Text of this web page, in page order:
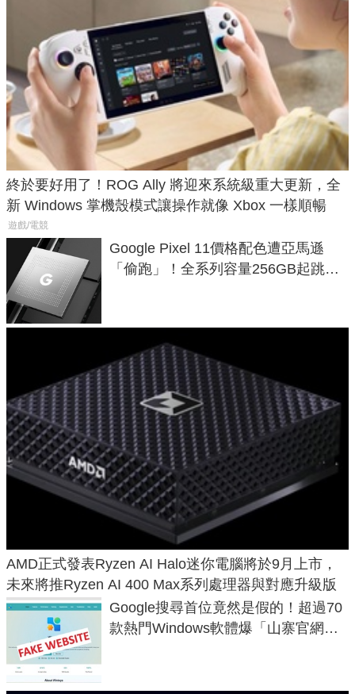
終於要好用了！ROG Ally 將迎來系統級重大更新，全
新 Windows 掌機殼模式讓操作就像 Xbox 一樣順暢
遊戲/電競
Google Pixel 11價格配色遭亞馬遜
「偷跑」！全系列容量256GB起跳、
AMD正式發表Ryzen AI Halo迷你電腦將於9月上市，
未來將推Ryzen AI 400 Max系列處理器與對應升級版
Google搜尋首位竟然是假的！超過70
款熱門Windows軟體爆「山寨官網」